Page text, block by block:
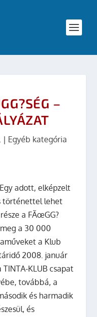
–
| Egyéb kategória
adott, elképzelt
történettel lehet
a FÃœGG?
a 30 000
a Klub
2008. január
KLUB csapat
továbbá, a
és harmadik
és